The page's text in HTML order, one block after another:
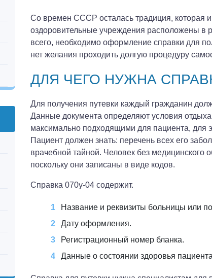
Со времен СССР осталась традиция, которая
оздоровительные учреждения расположены в
всего, необходимо оформление справки для
нет желания проходить долгую процедуру
ДЛЯ ЧЕГО НУЖНА
Для получения путевки каждый гражданин
Данные документа определяют условия
максимально подходящими для пациента, для
Пациент должен знать: перечень всех его
врачебной тайной. Человек без медицинского
поскольку они записаны в виде кодов.
Справка 070у-04 содержит.
Название и реквизиты больницы или
Дату оформления.
Регистрационный номер бланка.
Данные о состоянии здоровья